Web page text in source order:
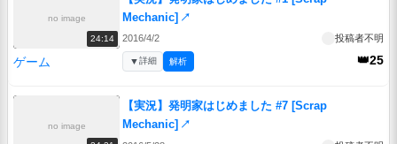
no image
24:14
Mechanic] ↗
2016/4/2 投稿者不明
ゲーム 👑25
▼詳細 解析
no image
【実況】発明家はじめました #7 [Scrap
Mechanic] ↗